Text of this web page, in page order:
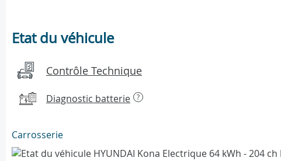
Etat du véhicule
Contrôle Technique
Diagnostic batterie ?
Carrosserie